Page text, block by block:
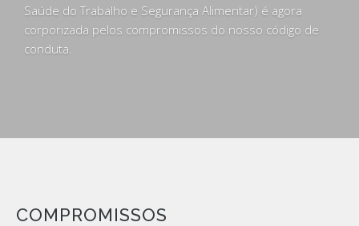
Saúde do Trabalho e Segurança Alimentar) é agora
corporizada pelos compromissos do nosso código de
conduta.
COMPROMISSOS